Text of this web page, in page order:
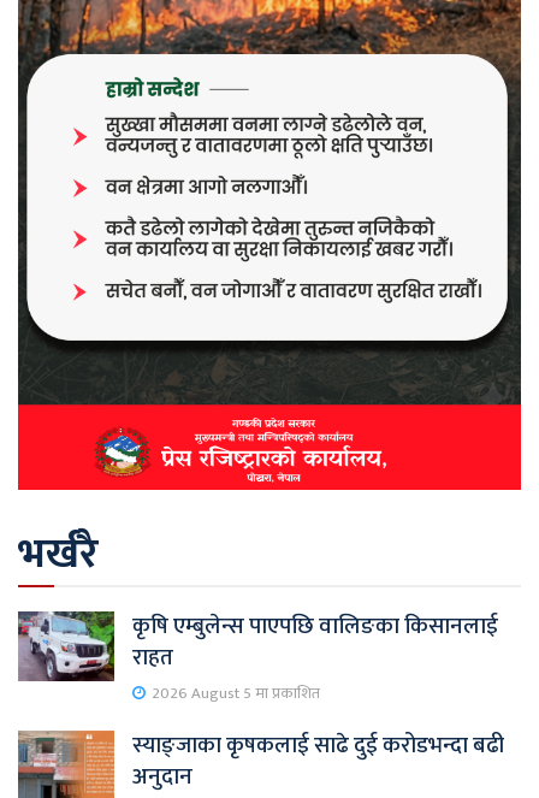
भर्खरै
कृषि एम्बुलेन्स पाएपछि वालिङका किसानलाई
राहत
2026 August 5 मा प्रकाशित
स्याङ्जाका कृषकलाई साढे दुई करोडभन्दा बढी
अनुदान